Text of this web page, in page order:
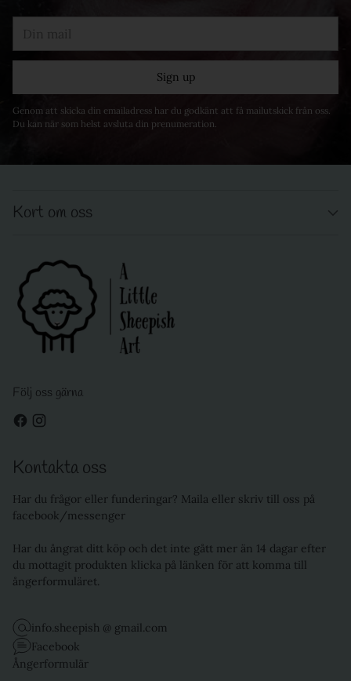
Sign up
Genom att skicka din emailadress har du godkänt att få mailutskick från oss.
Du kan när som helst avsluta din prenumeration.
Kort om oss
Följ oss gärna
Kontakta oss
Har du frågor eller funderingar? Maila eller skriv till oss på
facebook/messenger
Har du ångrat ditt köp och det inte gått mer än 14 dagar efter
du mottagit produkten klicka på länken för att komma till
ångerformuläret.
info.sheepish @ gmail.com
Facebook
Ångerformulär